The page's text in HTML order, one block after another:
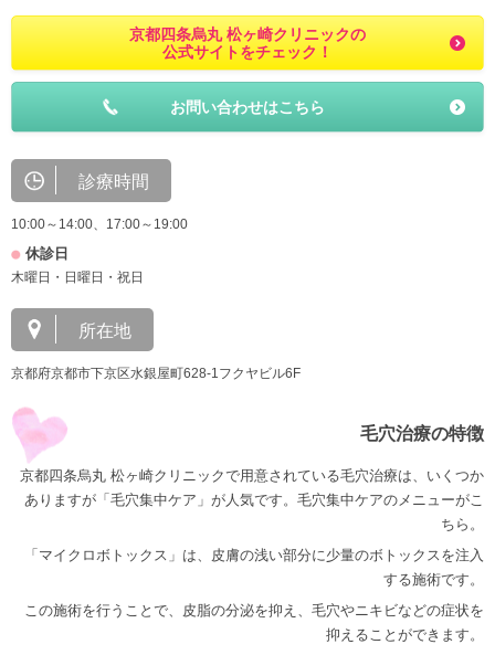
京都四条烏丸 松ヶ崎クリニックの
公式サイトをチェック！
お問い合わせはこちら
診療時間
10:00～14:00、17:00～19:00
休診日
木曜日・日曜日・祝日
所在地
京都府京都市下京区水銀屋町628‐1フクヤビル6F
毛穴治療の特徴
京都四条烏丸 松ヶ崎クリニックで用意されている毛穴治療は、いくつか
ありますが「毛穴集中ケア」が人気です。毛穴集中ケアのメニューがこ
ちら。
「マイクロボトックス」は、皮膚の浅い部分に少量のボトックスを注入
する施術です。
この施術を行うことで、皮脂の分泌を抑え、毛穴やニキビなどの症状を
抑えることができます。